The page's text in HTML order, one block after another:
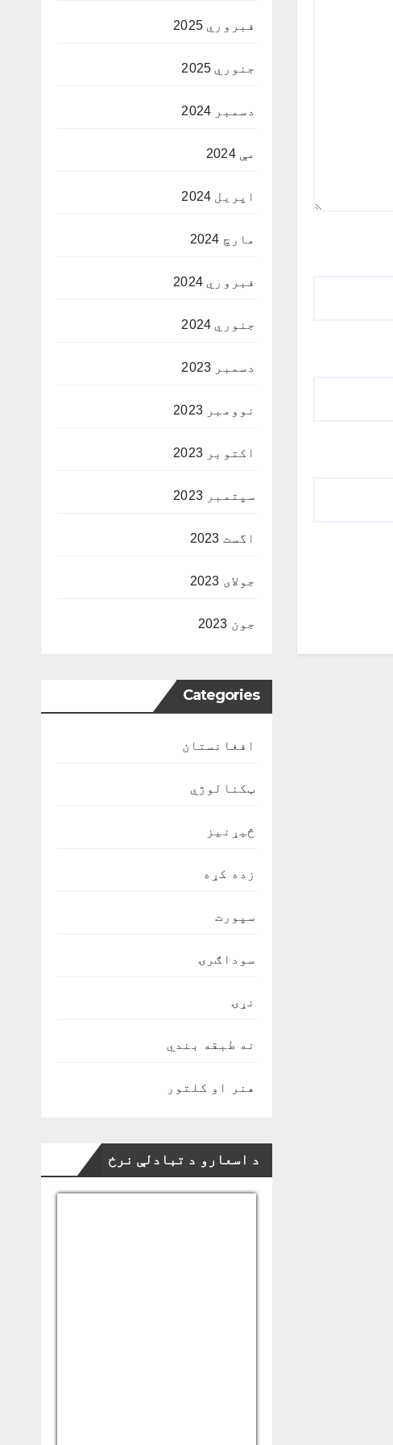
فبروري 2025
جنوري 2025
دسمبر 2024
مې 2024
اپریل 2024
مارچ 2024
فبروري 2024
جنوري 2024
دسمبر 2023
نوومبر 2023
اکتوبر 2023
سپتمبر 2023
اگست 2023
جولای 2023
جون 2023
Categories
افغانستان
ټکنالوژي
څیړنیز
زده کړه
سپورت
سوداګرۍ
نړۍ
نه طبقه بندي
هنر او کلتور
د اسعارو د تبادلې نرخ